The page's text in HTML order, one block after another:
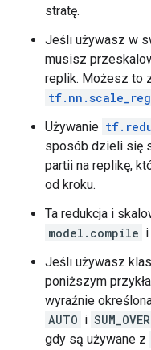
2022-01-26
op:
input:
input:
attr {
key:
  value {
    list {
      type: DT_FLOAT
    }
attr {
key:
  value {
    i: 10000
stratę.
Jeśli używasz w
musisz
replik. Możesz to
Używanie
sposób dzieli się
partii na replikę,
od kroku.
Ta redukcja i
model.compile i
Jeśli używasz klas
poniższym
wyraźnie
AUTO i
gdy są używane z